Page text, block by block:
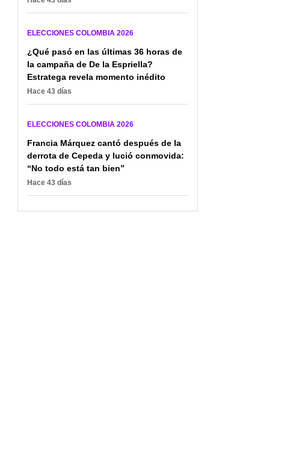
frustrado, animador de
ELECCIONES COLOMBIA 2026
¿Qué pasó en las últimas 36 horas de
la campaña de De la Espriella?
Estratega revela momento inédito
Hace 43 días
ELECCIONES COLOMBIA 2026
Francia Márquez cantó después de la
derrota de Cepeda y lució conmovida:
“No todo está tan bien”
Hace 43 días